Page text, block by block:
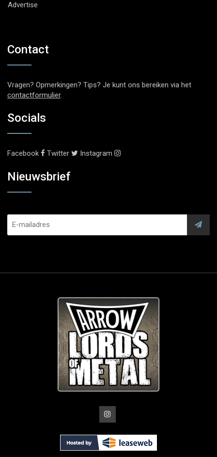
Advertise
Contact
Vragen? Opmerkingen? Tips? Je kunt ons bereiken via het
contactformulier.
Socials
Facebook Twitter Instagram
Nieuwsbrief